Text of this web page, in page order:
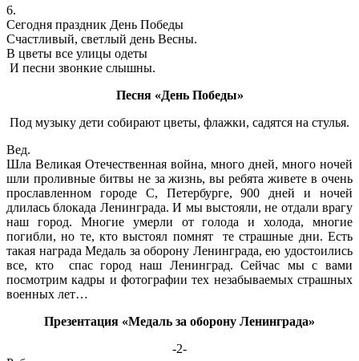
6.
Сегодня праздник День Победы
Счастливый, светлый день Весны.
В цветы все улицы одеты
И песни звонкие слышны.
Песня «День Победы»
Под музыку дети собирают цветы, флажки, садятся на стулья.
Вед.
Шла Великая Отечественная война, много дней, много ночей
шли проливные битвы не за жизнь, вы ребята живете в очень
прославленном городе С, Петербурге, 900 дней и ночей
длилась блокада Ленинграда. И мы выстояли, не отдали врагу
наш город. Многие умерли от голода и холода, многие
погибли, но те, кто выстоял помнят те страшные дни. Есть
такая награда Медаль за оборону Ленинграда, ею удостоились
все, кто спас город наш Ленинград. Сейчас мы с вами
посмотрим кадры и фотографии тех незабываемых страшных
военных лет…
Презентация «Медаль за оборону Ленинграда»
-2-